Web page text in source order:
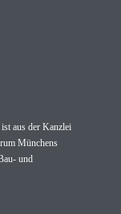
aus der Kanzlei
Münchens
und